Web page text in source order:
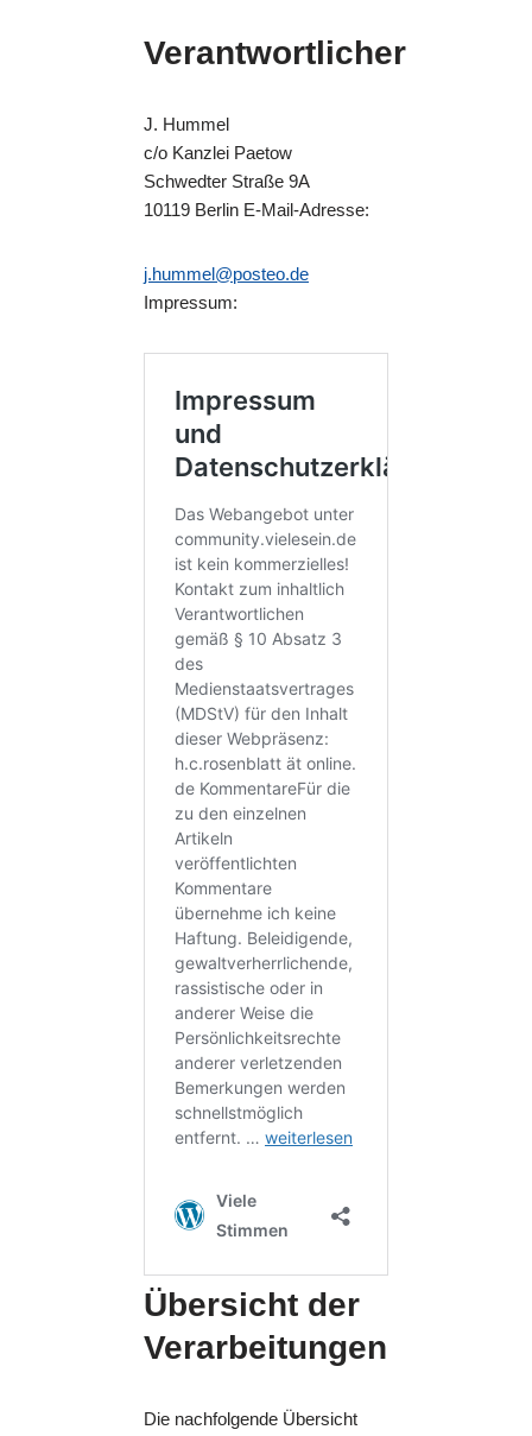
Verantwortlicher
J. Hummel
c/o Kanzlei Paetow
Schwedter Straße 9A
10119 Berlin E-Mail-Adresse:
j.hummel@posteo.de
Impressum:
Übersicht der
Verarbeitungen
Die nachfolgende Übersicht